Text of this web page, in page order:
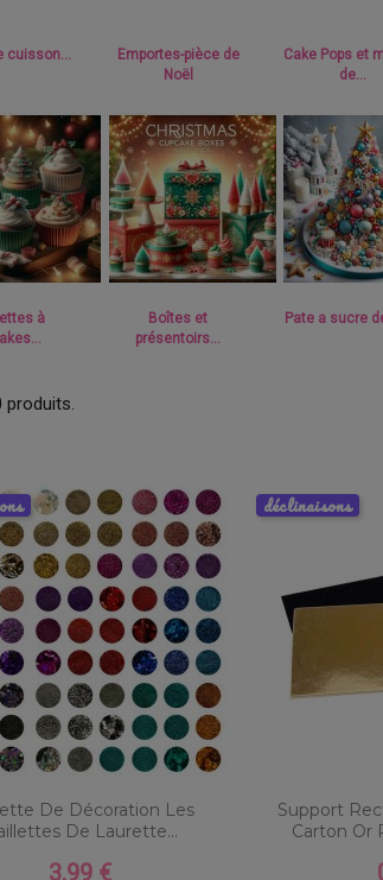
cuisson...
Emportes-pièce de
Noël
Cake Pops et
de...
à
Boîtes et
présentoirs...
Pate a sucre
produits.
De Décoration Les
De Laurette...
Prix
3,99 €
Support
Carton Or
déclinaisons